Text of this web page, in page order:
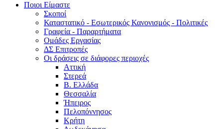
Ποιοι Είμαστε
Σκοποί
Καταστατικό - Εσωτερικός Κανονισμός - Πολιτικές
Γραφεία - Παραρτήματα
Ομάδες Εργασίας
ΔΣ Επιτροπές
Οι δράσεις σε διάφορες περιοχές
Αττική
Στερεά
Β. Ελλάδα
Θεσσαλία
Ήπειρος
Πελοπόννησος
Κρήτη